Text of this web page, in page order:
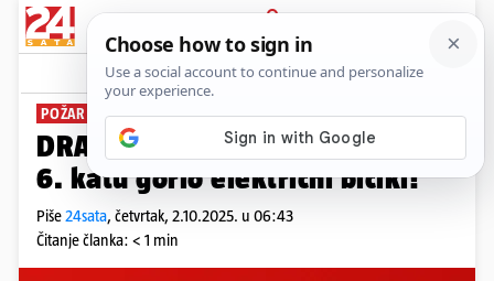
PRIJAVA
News Komentari
POŽAR BATERIJE
DRAMA U ZAGREBU U stanu na
6. katu gorio električni bicikl!
Piše24sata, četvrtak, 2.10.2025. u 06:43
Čitanje članka: < 1 min